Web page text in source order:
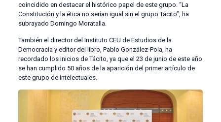
coincidido en destacar el histórico papel de este grupo. “La
Constitución y la ética no serían igual sin el grupo Tácito”, ha
subrayado Domingo Moratalla.
También el director del Instituto CEU de Estudios de la
Democracia y editor del libro, Pablo González-Pola, ha
recordado los inicios de Tácito, ya que el 23 de junio de este año
se han cumplido 50 años de la aparición del primer artículo de
este grupo de intelectuales.